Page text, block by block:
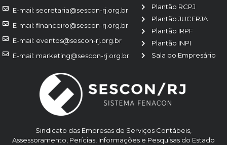
Sindicato das Empresas de Serviços Contábeis,
Assessoramento, Perícias, Informações e Pesquisas do Estado
Plantão RCPJ
Plantão JUCERJA
Plantão IRPF
Plantão INPI
Sala do Empresário
E-mail: secretaria@sescon-rj.org.br
E-mail: financeiro@sescon-rj.org.br
E-mail: eventos@sescon-rj.org.br
E-mail: marketing@sescon-rj.org.br